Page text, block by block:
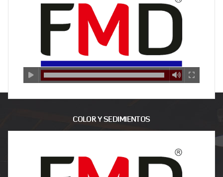
COLOR Y SEDIMIENTOS